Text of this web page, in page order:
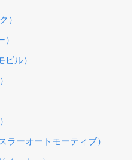
）
ル）
ラーオートモーティブ）